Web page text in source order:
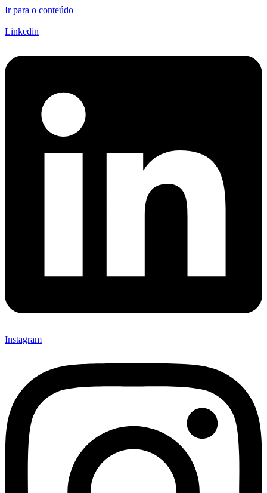
Ir para o conteúdo
Linkedin
Instagram